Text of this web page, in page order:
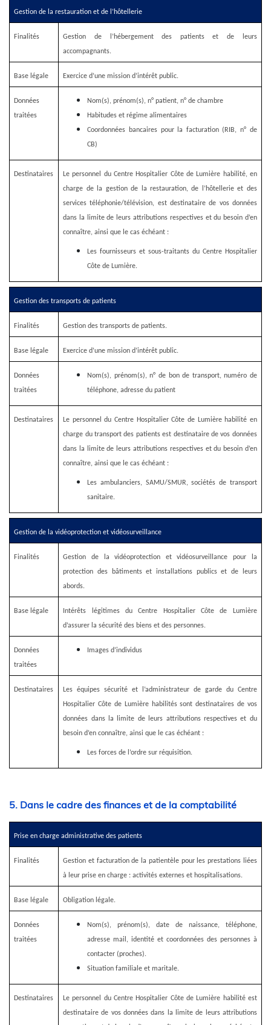
Gestion de la restauration et de l’hôtellerie
Finalités
Gestion de l’hébergement des patients et de leurs
accompagnants.
Base légale Exercice d’une mission d’intérêt public.
Données
traitées
Nom(s), prénom(s), n° patient, n° de chambre
Habitudes et régime alimentaires
Coordonnées bancaires pour la facturation (RIB, n° de
CB)
Destinataires
Le personnel du Centre Hospitalier Côte de Lumière habilité, en
charge de la gestion de la restauration, de l’hôtellerie et des
services téléphonie/télévision, est destinataire de vos données
dans la limite de leurs attributions respectives et du besoin d’en
connaître, ainsi que le cas échéant :
Les fournisseurs et sous-traitants du Centre Hospitalier
Côte de Lumière.
Gestion des transports de patients
Finalités Gestion des transports de patients.
Base légale Exercice d’une mission d’intérêt public.
Données
traitées
Nom(s), prénom(s), n° de bon de transport, numéro de
téléphone, adresse du patient
Destinataires
Le personnel du Centre Hospitalier Côte de Lumière habilité en
charge du transport des patients est destinataire de vos données
dans la limite de leurs attributions respectives et du besoin d’en
connaître, ainsi que le cas échéant :
Les ambulanciers, SAMU/SMUR, sociétés de transport
sanitaire.
Gestion de la vidéoprotection et vidéosurveillance
Finalités
Gestion de la vidéoprotection et vidéosurveillance pour la
protection des bâtiments et installations publics et de leurs
abords.
Base légale
Intérêts légitimes du Centre Hospitalier Côte de Lumière
d’assurer la sécurité des biens et des personnes.
Données
traitées
Images d’individus
Destinataires
Les équipes sécurité et l’administrateur de garde du Centre
Hospitalier Côte de Lumière habilités sont destinataires de vos
données dans la limite de leurs attributions respectives et du
besoin d’en connaître, ainsi que le cas échéant :
Les forces de l’ordre sur réquisition.
5. Dans le cadre des finances et de la comptabilité
Prise en charge administrative des patients
Finalités
Gestion et facturation de la patientèle pour les prestations liées
à leur prise en charge : activités externes et hospitalisations.
Base légale Obligation légale.
Données
traitées
Nom(s), prénom(s), date de naissance, téléphone,
adresse mail, identité et coordonnées des personnes à
contacter (proches).
Situation familiale et maritale.
Destinataires
Le personnel du Centre Hospitalier Côte de Lumière habilité est
destinataire de vos données dans la limite de leurs attributions